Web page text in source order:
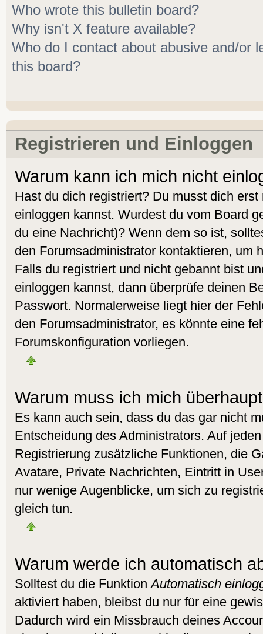
Who wrote this bulletin board?
Why isn't X feature available?
Who do I contact about abusive and/or
this board?
Registrieren und Einloggen
Warum kann ich mich nicht
Hast du dich registriert? Du musst dich
einloggen kannst. Wurdest du vom Board
du eine Nachricht)? Wenn dem so ist,
den Forumsadministrator kontaktieren, um
Falls du registriert und nicht gebannt bist
einloggen kannst, dann überprüfe deinen
Passwort. Normalerweise liegt hier der
den Forumsadministrator, es könnte eine
Forumskonfiguration vorliegen.
Warum muss ich mich
Es kann auch sein, dass du das gar nicht
Entscheidung des Administrators. Auf
Registrierung zusätzliche Funktionen, die
Avatare, Private Nachrichten, Eintritt in
nur wenige Augenblicke, um sich zu
gleich tun.
Warum werde ich automatisch
Solltest du die FunktionAutomatisch
aktiviert haben, bleibst du nur für eine
Dadurch wird ein Missbrauch deines